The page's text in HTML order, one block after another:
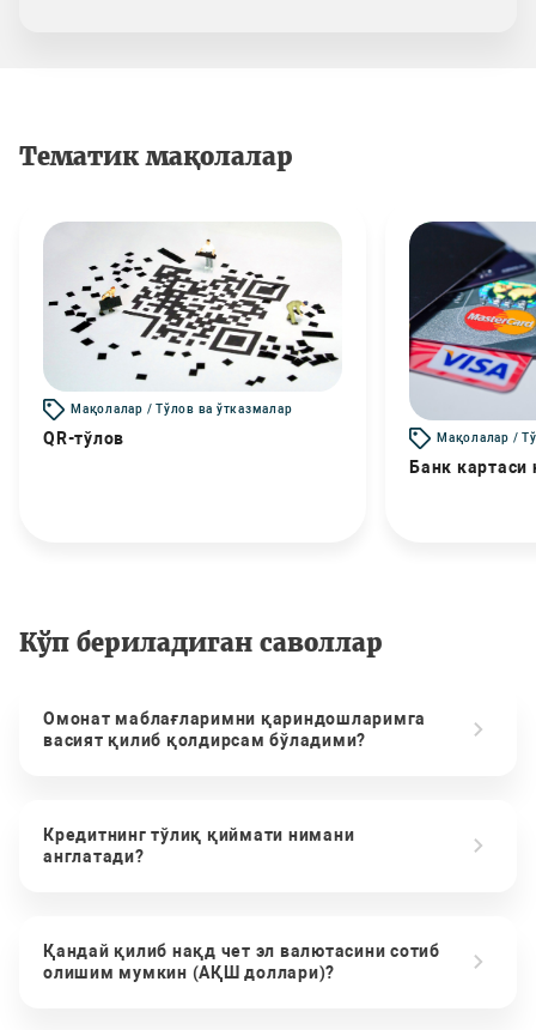
Тематик мақолалар
Мақолалар / Тўлов ва ўтказмалар
QR-тўлов Мақолалар /
Банк картаси
Кўп бериладиган саволлар
Омонат маблағларимни қариндошларимга
васият қилиб қолдирсам бўладими?
Кредитнинг тўлиқ қиймати нимани
англатади?
Қандай қилиб нақд чет эл валютасини сотиб
олишим мумкин (АҚШ доллари)?